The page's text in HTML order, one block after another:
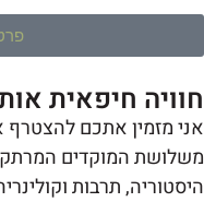
חיפאית
מזמין אתכם להצטרף
המוקדים
תרבות